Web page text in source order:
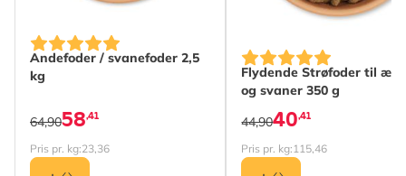
Andefoder / svanefoder 2,5
kg
58,41
64,90
Pris pr. kg:23,36
Flydende Strøfoder til
og svaner 350 g
40,41
44,90
Pris pr. kg: 115,46